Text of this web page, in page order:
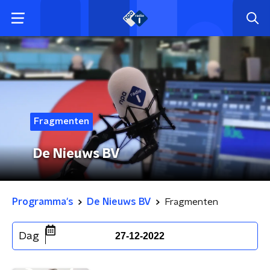
Fragmenten
De Nieuws BV
Programma's De Nieuws BV Fragmenten
Dag 27-12-2022